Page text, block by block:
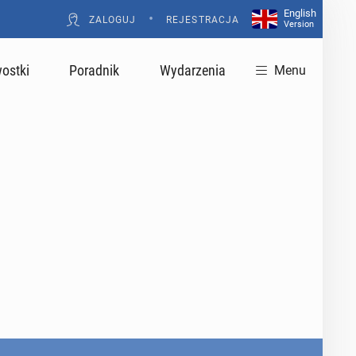
ZALOGUJ • REJESTRACJA
English
Version
Poradnik Wydarzenia Menu